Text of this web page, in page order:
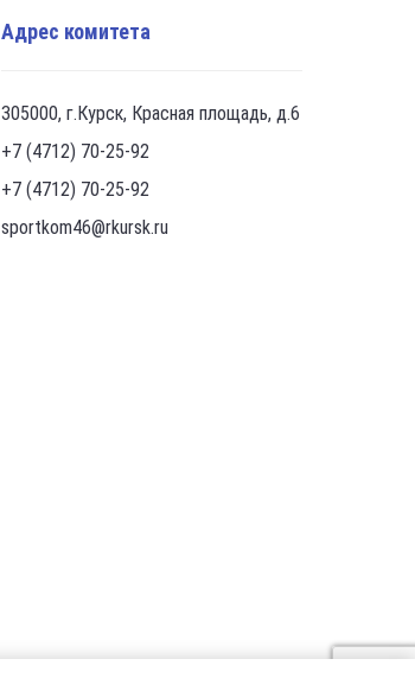
Адрес комитета
305000, г.Курск, Красная площадь, д.6
+7 (4712) 70-25-92
+7 (4712) 70-25-92
sportkom46@rkursk.ru